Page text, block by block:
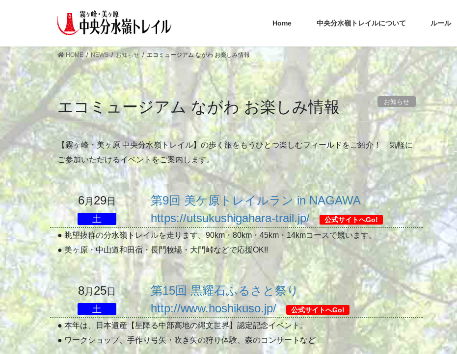
Home 中央分水嶺トレイルについて ルール
HOME NEWS お知らせ エコミュージアム ながわ お楽しみ情報
お知らせ
エコミュージアム ながわ お楽しみ情報
【霧ヶ峰・美ヶ原 中央分水嶺トレイル】の歩く旅をもうひとつ楽しむフィールドをご紹介！ 気軽に
ご参加いただけるイベントをご案内します。
6月29日
土
第9回 美ケ原トレイルラン in NAGAWA
https://utsukushigahara-trail.jp/
公式サイトへGo!
● 眺望抜群の分水嶺トレイルを走ります。90km・80km・45km・14kmコースで競います。
● 美ヶ原・中山道和田宿・長門牧場・大門峠などで応援OK!!
8月25日
土
第15回 黒耀石ふるさと祭り
http://www.hoshikuso.jp/
公式サイトへGo!
● 本年は、日本遺産【星降る中部高地の縄文世界】認定記念イベント。
● ワークショップ、手作り弓矢・吹き矢の狩り体験、森のコンサートなど